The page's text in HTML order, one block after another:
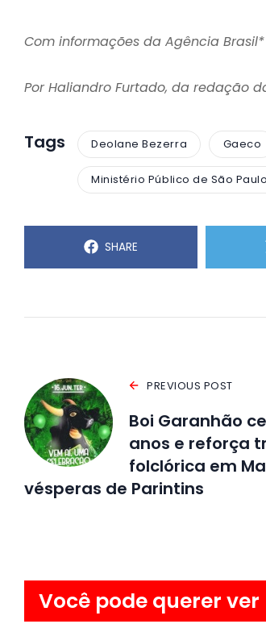
Com informações da Agência Brasil*
Por Haliandro Furtado, da redação
Tags Deolane Bezerra Gaeco
Ministério Público de São Paulo
SHARE
PREVIOUS POST
Boi Garanhão
anos e reforça
folclórica em
vésperas de Parintins
Você pode querer ver